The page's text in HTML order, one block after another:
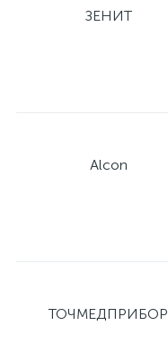
ЗЕНИТ
Alcon
ТОЧМЕДПРИБОР